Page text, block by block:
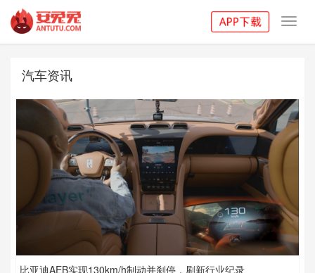
汽车资讯
比亚迪AEB实现130km/h制动并刹停，刷新行业纪录